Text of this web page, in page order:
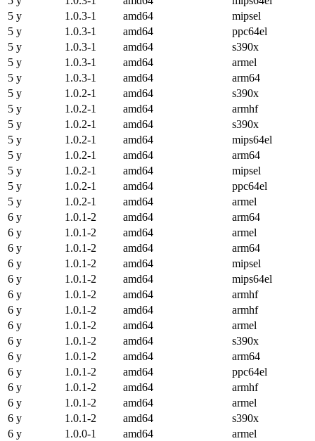
5 y
1.0.3-1 amd64
mipsel
5 y
1.0.3-1 amd64
ppc64el
5 y
1.0.3-1 amd64
s390x
5 y
1.0.3-1 amd64
armel
5 y
1.0.3-1 amd64
arm64
5 y
1.0.2-1 amd64
s390x
5 y
1.0.2-1 amd64
armhf
5 y
1.0.2-1 amd64
s390x
5 y
1.0.2-1 amd64
mips64el
5 y
1.0.2-1 amd64
arm64
5 y
1.0.2-1 amd64
mipsel
5 y
1.0.2-1 amd64
ppc64el
5 y
1.0.2-1 amd64
armel
6 y
1.0.1-2 amd64
arm64
6 y
1.0.1-2 amd64
armel
6 y
1.0.1-2 amd64
arm64
6 y
1.0.1-2 amd64
mipsel
6 y
1.0.1-2 amd64
mips64el
6 y
1.0.1-2 amd64
armhf
6 y
1.0.1-2 amd64
armhf
6 y
1.0.1-2 amd64
armel
6 y
1.0.1-2 amd64
s390x
6 y
1.0.1-2 amd64
arm64
6 y
1.0.1-2 amd64
ppc64el
6 y
1.0.1-2 amd64
armhf
6 y
1.0.1-2 amd64
armel
6 y
1.0.1-2 amd64
s390x
6 y
1.0.0-1 amd64
armel